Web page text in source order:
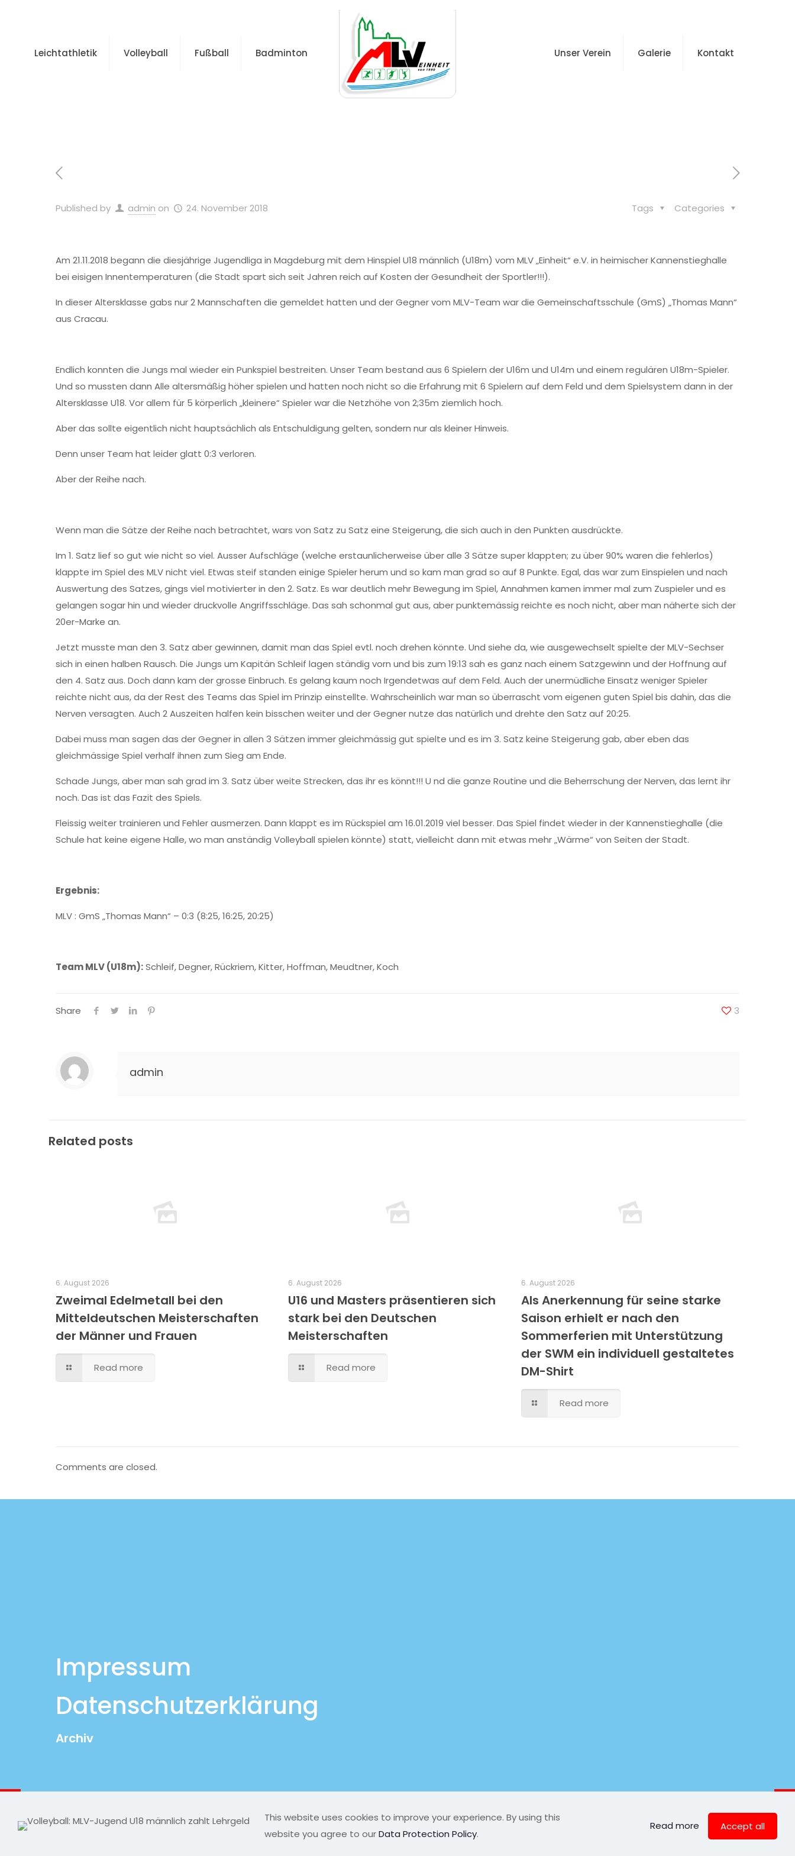
Leichtathletik Volleyball Fußball Badminton Unser Verein Galerie Kontakt
Published by admin on 24. November 2018 Categories
Tags
Am 21.11.2018 begann die diesjährige Jugendliga in Magdeburg mit dem Hinspiel U18 männlich (U18m) vom MLV „Einheit“ e.V. in heimischer Kannenstieghalle
bei eisigen Innentemperaturen (die Stadt spart sich seit Jahren reich auf Kosten der Gesundheit der Sportler!!!).
In dieser Altersklasse gabs nur 2 Mannschaften die gemeldet hatten und der Gegner vom MLV-Team war die Gemeinschaftsschule (GmS) „Thomas Mann“
aus Cracau.
Endlich konnten die Jungs mal wieder ein Punkspiel bestreiten. Unser Team bestand aus 6 Spielern der U16m und U14m und einem regulären U18m-Spieler.
Und so mussten dann Alle altersmäßig höher spielen und hatten noch nicht so die Erfahrung mit 6 Spielern auf dem Feld und dem Spielsystem dann in der
Altersklasse U18. Vor allem für 5 körperlich „kleinere“ Spieler war die Netzhöhe von 2;35m ziemlich hoch.
Aber das sollte eigentlich nicht hauptsächlich als Entschuldigung gelten, sondern nur als kleiner Hinweis.
Denn unser Team hat leider glatt 0:3 verloren.
Aber der Reihe nach.
Wenn man die Sätze der Reihe nach betrachtet, wars von Satz zu Satz eine Steigerung, die sich auch in den Punkten ausdrückte.
Im 1. Satz lief so gut wie nicht so viel. Ausser Aufschläge (welche erstaunlicherweise über alle 3 Sätze super klappten; zu über 90% waren die fehlerlos)
klappte im Spiel des MLV nicht viel. Etwas steif standen einige Spieler herum und so kam man grad so auf 8 Punkte. Egal, das war zum Einspielen und nach
Auswertung des Satzes, gings viel motivierter in den 2. Satz. Es war deutlich mehr Bewegung im Spiel, Annahmen kamen immer mal zum Zuspieler und es
gelangen sogar hin und wieder druckvolle Angriffsschläge. Das sah schonmal gut aus, aber punktemässig reichte es noch nicht, aber man näherte sich der
20er-Marke an.
Jetzt musste man den 3. Satz aber gewinnen, damit man das Spiel evtl. noch drehen könnte. Und siehe da, wie ausgewechselt spielte der MLV-Sechser
sich in einen halben Rausch. Die Jungs um Kapitän Schleif lagen ständig vorn und bis zum 19:13 sah es ganz nach einem Satzgewinn und der Hoffnung auf
den 4. Satz aus. Doch dann kam der grosse Einbruch. Es gelang kaum noch Irgendetwas auf dem Feld. Auch der unermüdliche Einsatz weniger Spieler
reichte nicht aus, da der Rest des Teams das Spiel im Prinzip einstellte. Wahrscheinlich war man so überrascht vom eigenen guten Spiel bis dahin, das die
Nerven versagten. Auch 2 Auszeiten halfen kein bisschen weiter und der Gegner nutze das natürlich und drehte den Satz auf 20:25.
Dabei muss man sagen das der Gegner in allen 3 Sätzen immer gleichmässig gut spielte und es im 3. Satz keine Steigerung gab, aber eben das
gleichmässige Spiel verhalf ihnen zum Sieg am Ende.
Schade Jungs, aber man sah grad im 3. Satz über weite Strecken, das ihr es könnt!!! U nd die ganze Routine und die Beherrschung der Nerven, das lernt ihr
noch. Das ist das Fazit des Spiels.
Fleissig weiter trainieren und Fehler ausmerzen. Dann klappt es im Rückspiel am 16.01.2019 viel besser. Das Spiel findet wieder in der Kannenstieghalle (die
Schule hat keine eigene Halle, wo man anständig Volleyball spielen könnte) statt, vielleicht dann mit etwas mehr „Wärme“ von Seiten der Stadt.
Ergebnis:
MLV : GmS „Thomas Mann“ – 0:3 (8:25, 16:25, 20:25)
Team MLV (U18m):Schleif, Degner, Rückriem, Kitter, Hoffman, Meudtner, Koch
Share 3
admin
Related posts
6. August 2026
Zweimal Edelmetall bei den
Mitteldeutschen Meisterschaften
der Männer und Frauen
Read more
6. August 2026
U16 und Masters präsentieren sich
stark bei den Deutschen
Meisterschaften
Read more
6. August 2026
Als Anerkennung für seine starke
Saison erhielt er nach den
Sommerferien mit Unterstützung
der SWM ein individuell gestaltetes
DM-Shirt
Read more
Comments are closed.
Impressum
Datenschutzerklärung
Archiv
© 2026 MLV-Einheit by Leon Lange | All Rights Reserved |
This website uses cookies to improve your experience. By using this
website you agree to ourData Protection Policy.
Read more Accept all